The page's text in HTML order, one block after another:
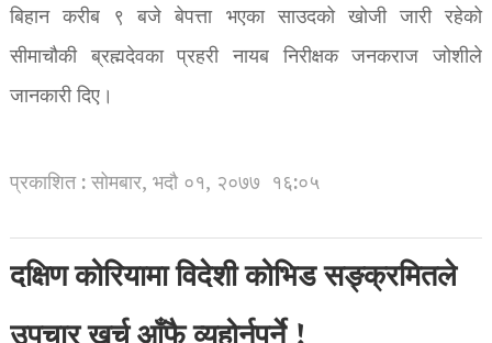
बिहान करीब ९ बजे बेपत्ता भएका साउदको खोजी जारी रहेको
सीमाचौकी ब्रह्मदेवका प्रहरी नायब निरीक्षक जनकराज जोशीले
जानकारी दिए।
प्रकाशित : सोमबार, भदौ ०१, २०७७ १६:०५
दक्षिण कोरियामा विदेशी कोभिड सङ्क्रमितले